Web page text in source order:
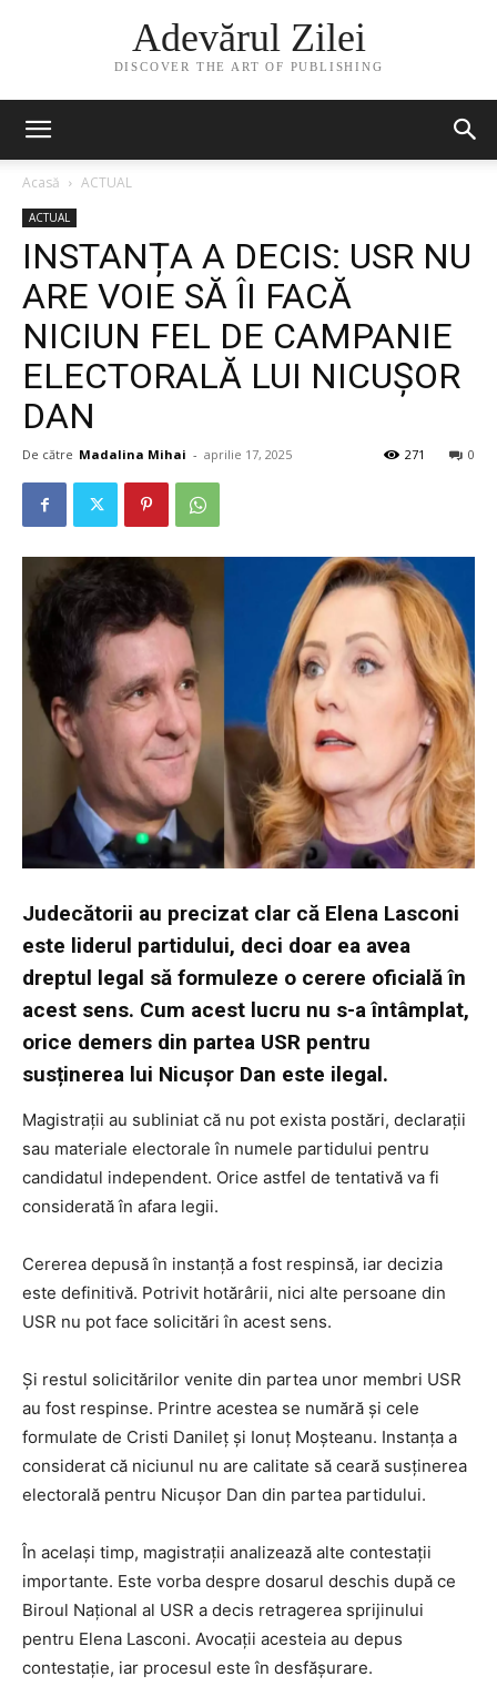
Adevărul Zilei
DISCOVER THE ART OF PUBLISHING
Acasă ACTUAL
ACTUAL
INSTANȚA A DECIS: USR NU
ARE VOIE SĂ ÎI FACĂ
NICIUN FEL DE CAMPANIE
ELECTORALĂ LUI NICUȘOR
DAN
De către Madalina Mihai - aprilie 17, 2025 0
271
Judecătorii au precizat clar că Elena Lasconi
este liderul partidului, deci doar ea avea
dreptul legal să formuleze o cerere oficială în
acest sens. Cum acest lucru nu s-a întâmplat,
orice demers din partea USR pentru
susținerea lui Nicușor Dan este ilegal.
Magistrații au subliniat că nu pot exista postări, declarații
sau materiale electorale în numele partidului pentru
candidatul independent. Orice astfel de tentativă va fi
considerată în afara legii.
Cererea depusă în instanță a fost respinsă, iar decizia
este definitivă. Potrivit hotărârii, nici alte persoane din
USR nu pot face solicitări în acest sens.
Și restul solicitărilor venite din partea unor membri USR
au fost respinse. Printre acestea se numără și cele
formulate de Cristi Danileț și Ionuț Moșteanu. Instanța a
considerat că niciunul nu are calitate să ceară susținerea
electorală pentru Nicușor Dan din partea partidului.
În același timp, magistrații analizează alte contestații
importante. Este vorba despre dosarul deschis după ce
Biroul Național al USR a decis retragerea sprijinului
pentru Elena Lasconi. Avocații acesteia au depus
contestație, iar procesul este în desfășurare.